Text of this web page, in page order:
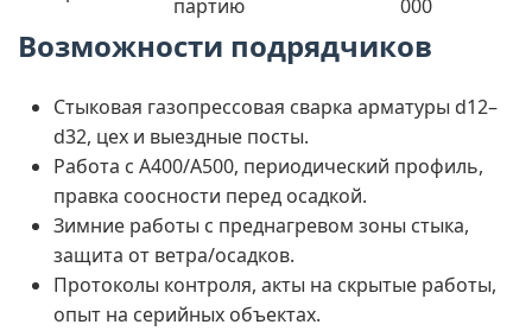
партию
000
Возможности подрядчиков
Стыковая газопрессовая сварка арматуры d12–
d32, цех и выездные посты.
Работа с A400/A500, периодический профиль,
правка соосности перед осадкой.
Зимние работы с преднагревом зоны стыка,
защита от ветра/осадков.
Протоколы контроля, акты на скрытые работы,
опыт на серийных объектах.